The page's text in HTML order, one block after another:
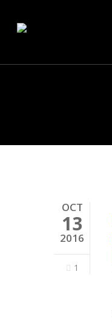
main
OCT
13
2016
1